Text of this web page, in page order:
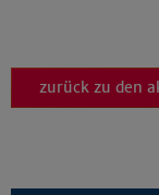
zurück zu den